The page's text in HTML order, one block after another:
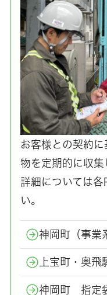
お客様との契約
物を定期的に収集
詳細については
い。
神岡町（事業
上宝町・奥飛
神岡町 指定